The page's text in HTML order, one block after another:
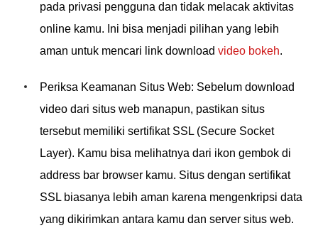
pada privasi pengguna dan tidak melacak aktivitas
online kamu. Ini bisa menjadi pilihan yang lebih
aman untuk mencari link download video bokeh.
Periksa Keamanan Situs Web: Sebelum download
video dari situs web manapun, pastikan situs
tersebut memiliki sertifikat SSL (Secure Socket
Layer). Kamu bisa melihatnya dari ikon gembok di
address bar browser kamu. Situs dengan sertifikat
SSL biasanya lebih aman karena mengenkripsi data
yang dikirimkan antara kamu dan server situs web.